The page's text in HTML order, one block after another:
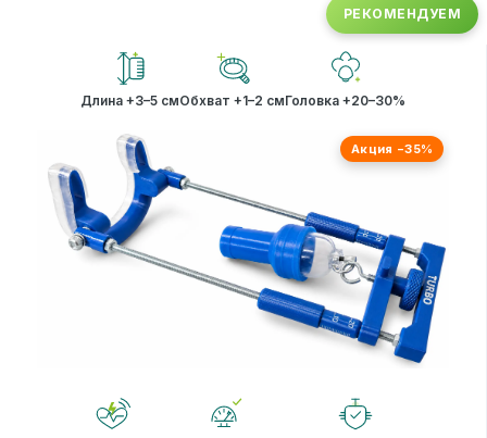
РЕКОМЕНДУЕМ
Длина +3–5 смОбхват +1–2 смГоловка +20–30%
Акция −35%